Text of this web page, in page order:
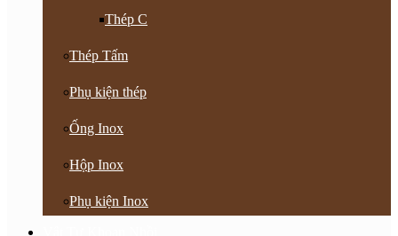
Thép C
Thép Tấm
Phụ kiện thép
Ống Inox
Hộp Inox
Phụ kiện Inox